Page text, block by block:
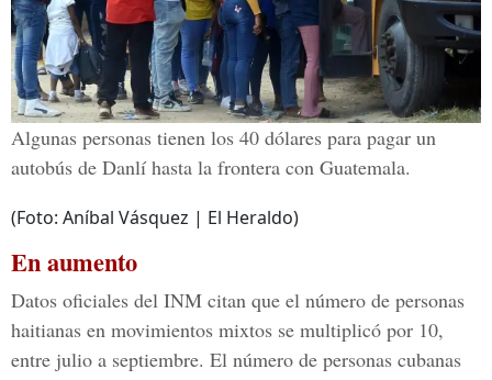
Algunas personas tienen los 40 dólares para pagar un
autobús de Danlí hasta la frontera con Guatemala.
(Foto: Aníbal Vásquez | El Heraldo)
En aumento
Datos oficiales del INM citan que el número de personas
haitianas en movimientos mixtos se multiplicó por 10,
entre julio a septiembre. El número de personas cubanas